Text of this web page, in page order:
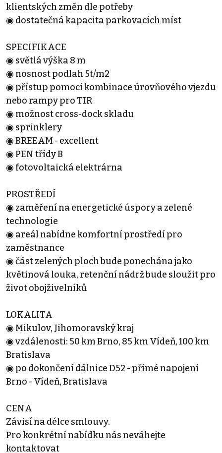
klientských změn dle potřeby
◉ dostatečná kapacita parkovacích míst
SPECIFIKACE
◉ světlá výška 8 m
◉ nosnost podlah 5t/m2
◉ přístup pomocí kombinace úrovňového vjezdu
nebo rampy pro TIR
◉ možnost cross-dock skladu
◉ sprinklery
◉ BREEAM - excellent
◉ PEN třídy B
◉ fotovoltaická elektrárna
PROSTŘEDÍ
◉ zaměření na energetické úspory a zelené
technologie
◉ areál nabídne komfortní prostředí pro
zaměstnance
◉ část zelených ploch bude ponechána jako
květinová louka, retenční nádrž bude sloužit pro
život obojživelníků
LOKALITA
◉ Mikulov, Jihomoravský kraj
◉ vzdálenosti: 50 km Brno, 85 km Vídeň, 100 km
Bratislava
◉ po dokončení dálnice D52 - přímé napojení
Brno - Vídeň, Bratislava
CENA
Závisí na délce smlouvy.
Pro konkrétní nabídku nás neváhejte
kontaktovat